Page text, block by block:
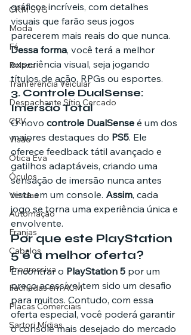
CRM SVG
Moda
Fé
Beleza
Tranferência Veicular
Despachante Sítio Cercado
CRV
Visão
Ótica Eva
Óculos
Vendas
Automação
Franjas
Cabelos
Progressiva
Fachadas em ACM
Placas Comerciais
Sartori Mídias
gráficos incríveis, com detalhes
visuais que farão seus jogos
parecerem mais reais do que nunca.
Dessa forma, você terá a melhor
experiência visual, seja jogando
títulos de ação, RPGs ou esportes.
3. Controle DualSense:
Imersão Total
O novo controle DualSense é um dos
maiores destaques do PS5. Ele
oferece feedback tátil avançado e
gatilhos adaptáveis, criando uma
sensação de imersão nunca antes
vista em um console. Assim, cada
jogo se torna uma experiência única e
envolvente.
Por que este PlayStation
5 é a melhor oferta?
Encontrar o PlayStation 5 por um
preço acessível tem sido um desafio
para muitos. Contudo, com essa
oferta especial, você poderá garantir
o console mais desejado do mercado